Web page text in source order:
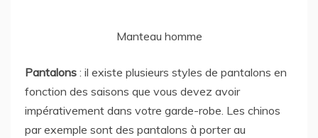
Manteau homme
Pantalons : il existe plusieurs styles de pantalons en
fonction des saisons que vous devez avoir
impérativement dans votre garde-robe. Les chinos
par exemple sont des pantalons à porter au